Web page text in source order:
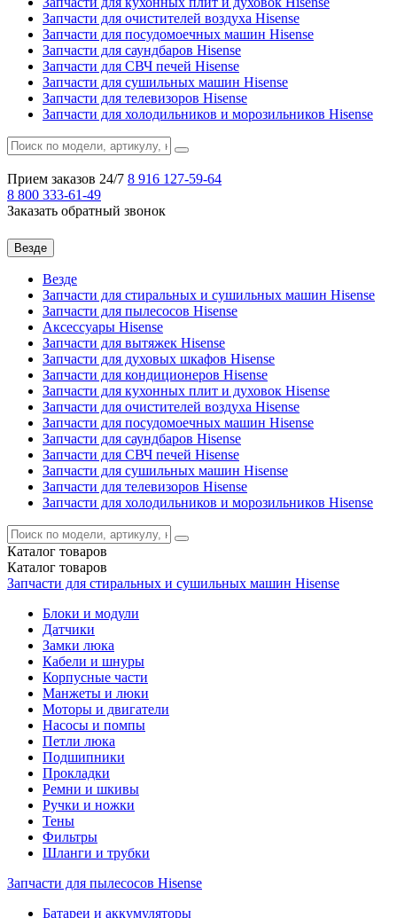
Запчасти для очистителей воздуха Hisense
Запчасти для посудомоечных машин Hisense
Запчасти для саундбаров Hisense
Запчасти для СВЧ печей Hisense
Запчасти для сушильных машин Hisense
Запчасти для телевизоров Hisense
Запчасти для холодильников и морозильников Hisense
Прием заказов 24/7 8 916 127-59-64
8 800 333-61-49
Заказать обратный звонок
Везде
Везде
Запчасти для стиральных и сушильных машин Hisense
Запчасти для пылесосов Hisense
Аксессуары Hisense
Запчасти для вытяжек Hisense
Запчасти для духовых шкафов Hisense
Запчасти для кондиционеров Hisense
Запчасти для кухонных плит и духовок Hisense
Запчасти для очистителей воздуха Hisense
Запчасти для посудомоечных машин Hisense
Запчасти для саундбаров Hisense
Запчасти для СВЧ печей Hisense
Запчасти для сушильных машин Hisense
Запчасти для телевизоров Hisense
Запчасти для холодильников и морозильников Hisense
Каталог товаров
Каталог товаров
Запчасти для стиральных и сушильных машин Hisense
Блоки и модули
Датчики
Замки люка
Кабели и шнуры
Корпусные части
Манжеты и люки
Моторы и двигатели
Насосы и помпы
Петли люка
Подшипники
Прокладки
Ремни и шкивы
Ручки и ножки
Тены
Фильтры
Шланги и трубки
Запчасти для пылесосов Hisense
Батареи и аккумуляторы